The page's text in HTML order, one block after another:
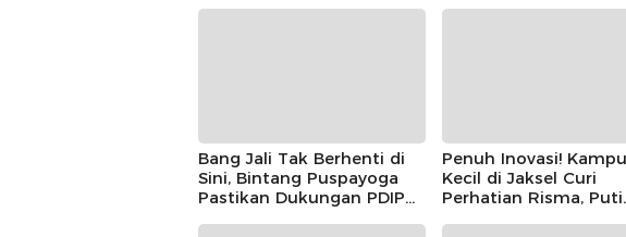
Bang Jali Tak Berhenti di
Sini, Bintang Puspayoga
Pastikan Dukungan PDIP
Penuh Inovasi!
Kecil di Jaksel Curi
Perhatian Risma, Puti